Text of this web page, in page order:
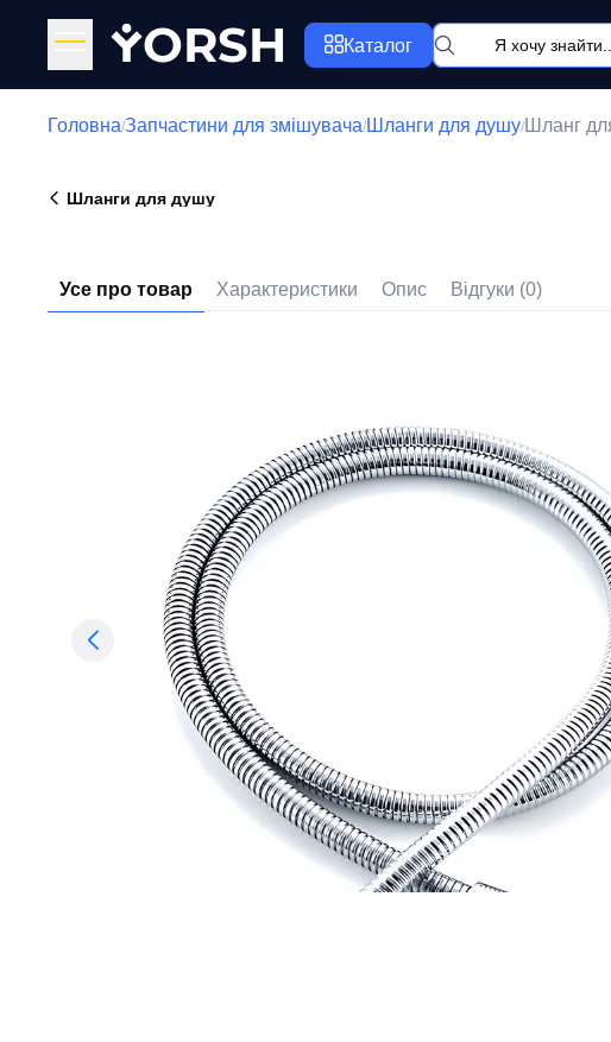
YORSH Каталог
Головна/Запчастини для змішувача/ Шланги для душу/ Шланг
Шланги для душу
Усе про товар Характеристики Опис Відгуки (0)